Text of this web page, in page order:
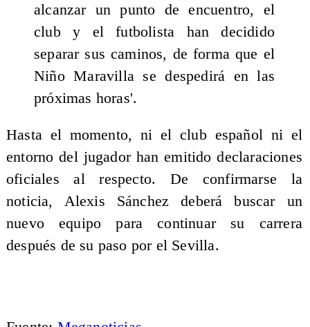
alcanzar un punto de encuentro, el
club y el futbolista han decidido
separar sus caminos, de forma que el
Niño Maravilla se despedirá en las
próximas horas'.
Hasta el momento, ni el club español ni el
entorno del jugador han emitido declaraciones
oficiales al respecto. De confirmarse la
noticia, Alexis Sánchez deberá buscar un
nuevo equipo para continuar su carrera
después de su paso por el Sevilla.